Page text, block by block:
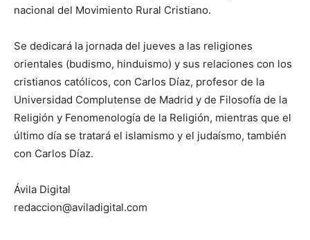
nacional del Movimiento Rural Cristiano.
Se dedicará la jornada del jueves a las religiones
orientales (budismo, hinduismo) y sus relaciones con los
cristianos católicos, con Carlos Díaz, profesor de la
Universidad Complutense de Madrid y de Filosofía de la
Religión y Fenomenología de la Religión, mientras que el
último día se tratará el islamismo y el judaísmo, también
con Carlos Díaz.
Ávila Digital
redaccion@aviladigital.com